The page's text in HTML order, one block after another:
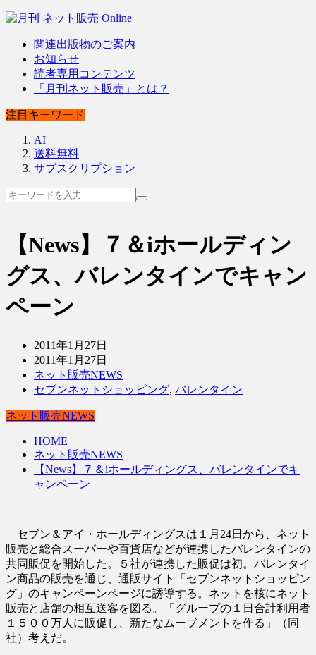
関連出版物のご案内
お知らせ
読者専用コンテンツ
「月刊ネット販売」とは？
注目キーワード
AI
送料無料
サブスクリプション
【News】７＆iホールディン
グス、バレンタインでキャン
ペーン
2011年1月27日
2011年1月27日
ネット販売NEWS
セブンネットショッピング, バレンタイン
ネット販売NEWS
HOME
ネット販売NEWS
【News】７＆iホールディングス、バレンタインでキ
ャンペーン
セブン＆アイ・ホールディングスは１月24日から、ネット
販売と総合スーパーや百貨店などが連携したバレンタインの
共同販促を開始した。５社が連携した販促は初。バレンタイ
ン商品の販売を通じ、通販サイト「セブンネットショッピン
グ」のキャンペーンページに誘導する。ネットを核にネット
販売と店舗の相互送客を図る。「グループの１日合計利用者
１５００万人に販促し、新たなムーブメントを作る」（同
社）考えだ。